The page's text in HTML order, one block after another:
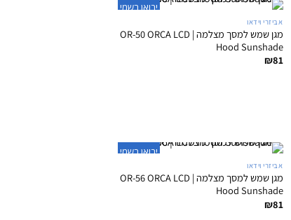
יבואן רשמי
אביזרי וידאו
מגן שמש למסך מצלמה | OR-50 ORCA LCD
Hood Sunshade
₪81
יבואן רשמי
אביזרי וידאו
מגן שמש למסך מצלמה | OR-56 ORCA LCD
Hood Sunshade
₪81